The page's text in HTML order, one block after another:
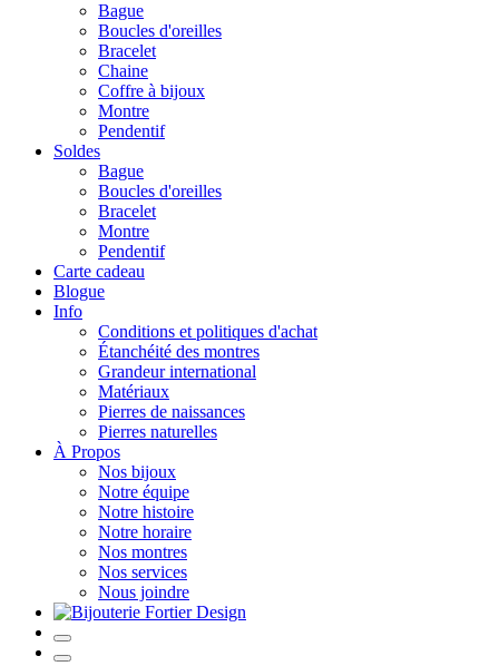
Bague
Boucles d'oreilles
Bracelet
Chaine
Coffre à bijoux
Montre
Pendentif
Soldes
Bague
Boucles d'oreilles
Bracelet
Montre
Pendentif
Carte cadeau
Blogue
Info
Conditions et politiques d'achat
Étanchéité des montres
Grandeur international
Matériaux
Pierres de naissances
Pierres naturelles
À Propos
Nos bijoux
Notre équipe
Notre histoire
Notre horaire
Nos montres
Nos services
Nous joindre